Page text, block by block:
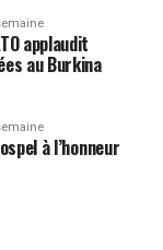
applaudit
au Burkina
à l’honneur